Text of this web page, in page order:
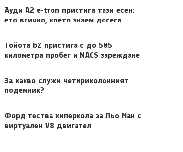
Ауди A2 e-tron пристига тази есен:
ето всичко, което знаем досега
Тойота bZ пристига с до 505
километра пробег и NACS зареждане
За какво служи четириколонният
подемник?
Форд тества хиперкола за Льо Ман с
виртуален V8 двигател